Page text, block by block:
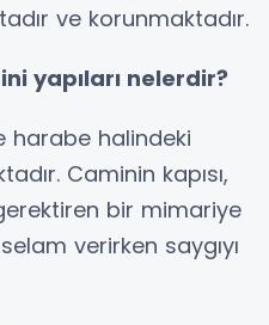
ve korunmaktadır.
yapıları nelerdir?
harabe halindeki
Caminin kapısı,
bir mimariye
verirken saygıyı